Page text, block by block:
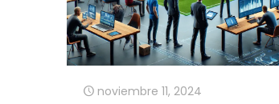
noviembre 11, 2024